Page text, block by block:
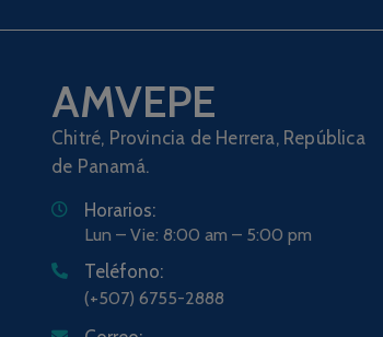
AMVEPE
Chitré, Provincia de Herrera, República
de Panamá.
Horarios:
Lun – Vie: 8:00 am – 5:00 pm
Teléfono:
(+507) 6755-2888